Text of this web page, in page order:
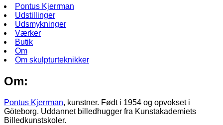
Pontus Kjerrman
Udstillinger
Udsmykninger
Værker
Butik
Om
Om skulpturteknikker
Om:
Pontus Kjerrman, kunstner. Født i 1954 og opvokset i
Göteborg. Uddannet billedhugger fra Kunstakademiets
Billedkunstskoler.